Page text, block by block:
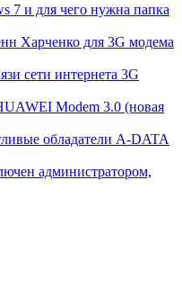
7 и для чего нужна папка
Харченко для 3G модема
сети интернета 3G
Modem 3.0 (новая
обладатели A-DATA
администратором,